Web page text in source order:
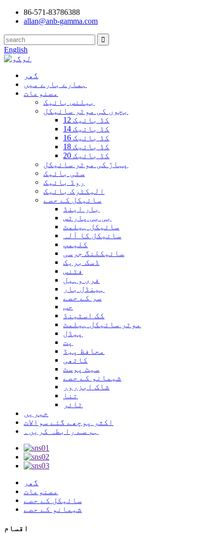
86-571-83786388
allan@anb-gamma.com
English
گھر
ہمارے بارے میں
مصنوعات
بیلنس بائیک
بچوں کی موٹر سائیکل
12 کڈ بائیک
14 کڈ بائیک
16 کڈ بائیک
18 کڈ بائیک
20 کڈ بائیک
پہاڑ کی موٹر سائیکل
سٹی بائیک
روڈ بائیک
الیکٹرک بائیک
سائیکل کے حصے
بار اینڈ
بی بی پارٹس
سائیکل ہیلمٹ
سائیکل کا آلہ
کلیمپ
سائیکلنگ جرسی
ڈسک بریک
فٹنس
فری وہیل
ہینڈل بار
سر کے حصے
حب
کک اسٹینڈ
موٹر سائیکل ہیلمٹ
پیڈل
پت
محافظ پیڈ
کاٹھی
سیٹ پوسٹ
شیمانو کے حصے
شاک ابزرور
تنا
ٹائر
خبریں
اکثر پوچھے گئے سوالات
ہم سے رابطہ کریں۔
گھر
مصنوعات
سائیکل کے حصے
شیمانو کے حصے
اقسام